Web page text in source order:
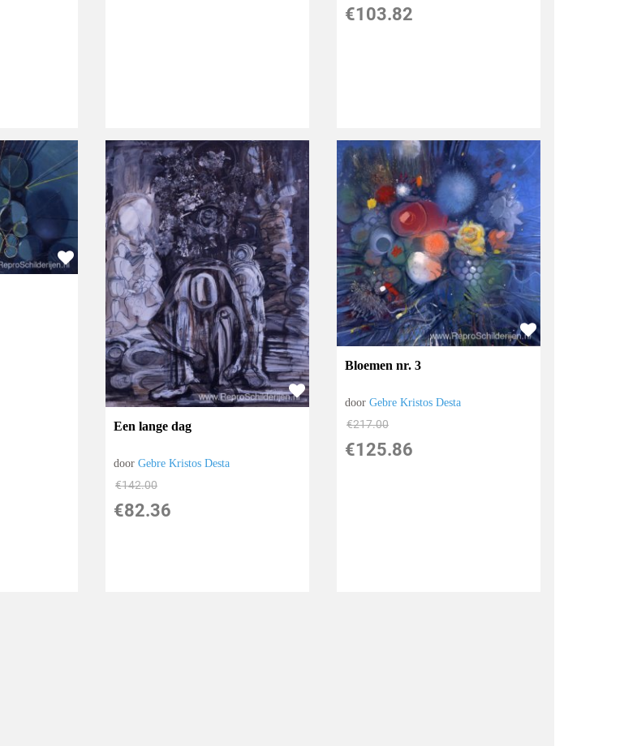
€103.82
Een lange dag
doorGebre Kristos Desta
€142.00
€82.36
Bloemen nr. 3
doorGebre Kristos Desta
€217.00
€125.86